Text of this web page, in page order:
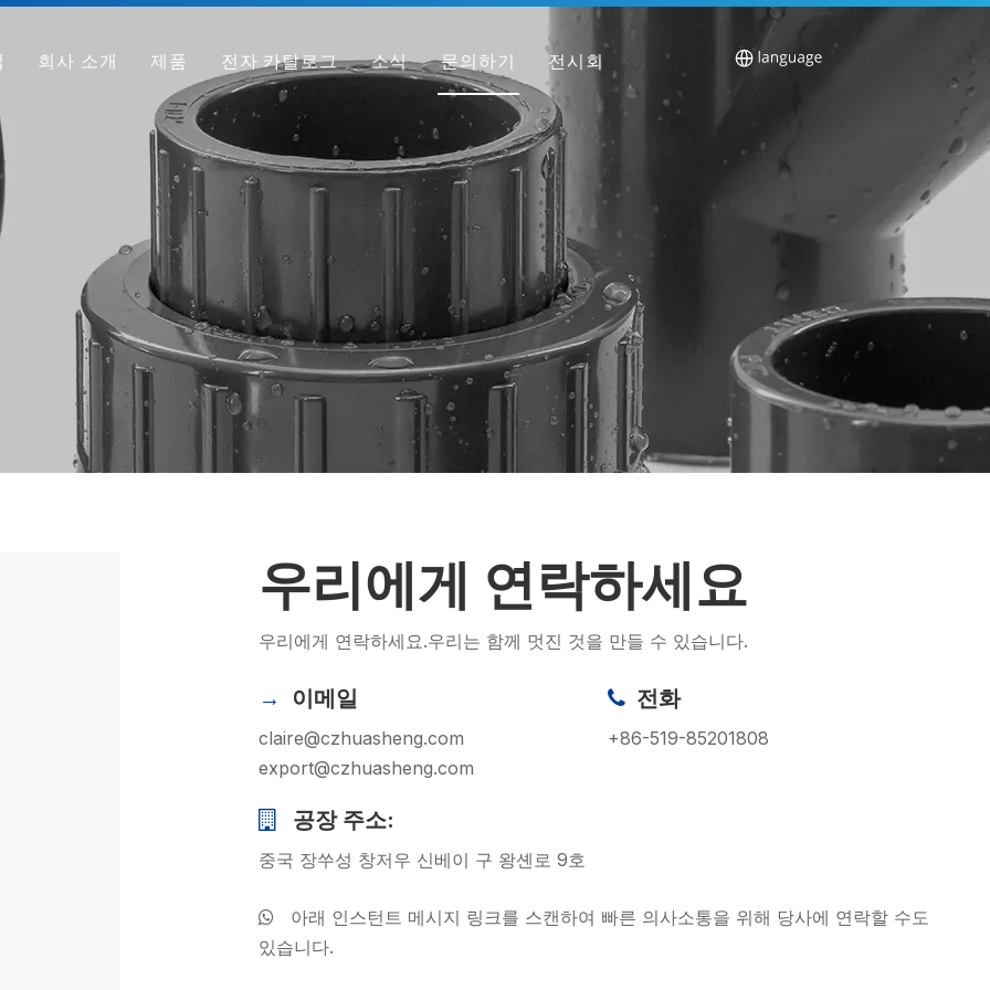
회사 소개
회사 프로필
우리가 다른 이유
샘플 받기
제품
PVC 파이프
PVC 피팅
PVC 밸브
투명 PVC 파이프/피팅/밸브
HT-PVC 파이프/피팅/밸브
PPH 파이프
PPH 피팅
PPH 밸브
플라스틱 사출 금형
OEM 서비스
HPRAY 제품
전자 카탈로그 소식 문의하기 전시회
우리에게 연락하세요
우리에게 연락하세요.우리는 함께 멋진 것을 만들 수 있습니다.
→ 이메일
claire@czhuasheng.com
export@czhuasheng.com
 전화
+86-519-85201808
 공장 주소:
중국 장쑤성 창저우 신베이 구 왕셴로 9호

아래 인스턴트 메시지 링크를 스캔하여 빠른 의사소통을 위해 당사에 연락할 수도
있습니다.